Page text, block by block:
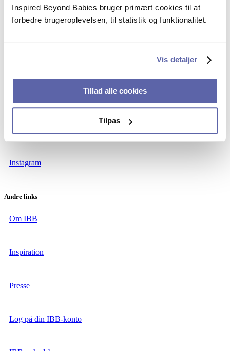
Inspired Beyond Babies bruger primært cookies til at
forbedre brugeroplevelsen, til statistik og funktionalitet.
Vis detaljer
Tillad alle cookies
Tilpas
arbejdspladsen
Mail:hello@inspiredbeyondbabies.dk
Telefon:
+45 5385 5351
Instagram
Andre links
Om IBB
Inspiration
Presse
Log på din IBB-konto